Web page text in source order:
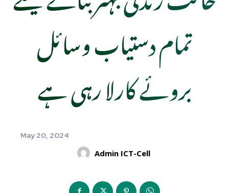
تمام دستیاب وسائل
بروئے کارلا رہی ہے
May 20, 2024
Admin ICT-Cell